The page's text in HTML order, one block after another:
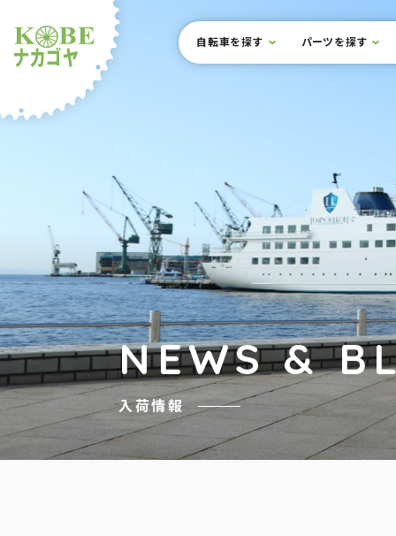
サイト内メニュー
本文までスキップ
自転車を探す パーツを探す
NEWS &
入荷情報